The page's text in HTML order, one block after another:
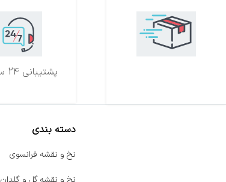
پشتیبانی 24 ساعته
دسته بندی
نخ و نقشه فرانسوی